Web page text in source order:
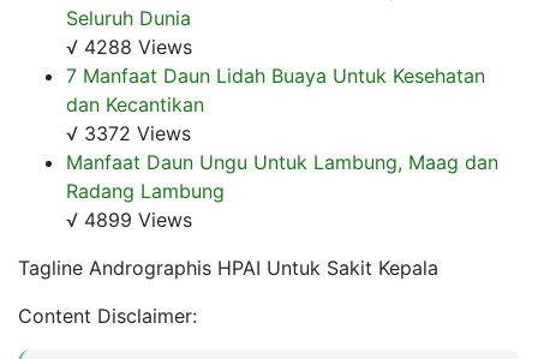
Seluruh Dunia
√ 4288 Views
7 Manfaat Daun Lidah Buaya Untuk Kesehatan
dan Kecantikan
√ 3372 Views
Manfaat Daun Ungu Untuk Lambung, Maag dan
Radang Lambung
√ 4899 Views
Tagline Andrographis HPAI Untuk Sakit Kepala
Content Disclaimer: